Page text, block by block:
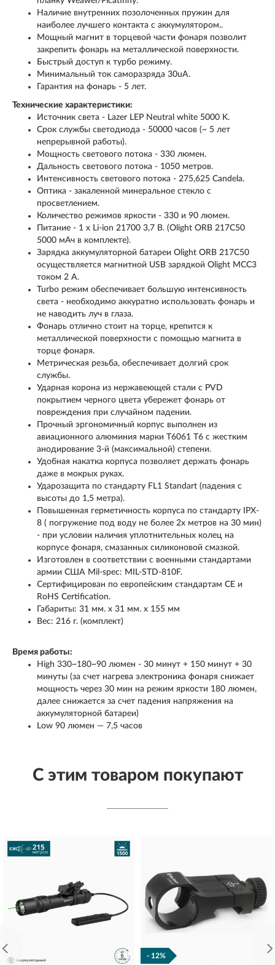
Наличие внутренних позолоченных пружин для
наиболее лучшего контакта с аккумулятором..
Мощный магнит в торцевой части фонаря позволит
закрепить фонарь на металлической поверхности.
Быстрый доступ к турбо режиму.
Минимальный ток саморазряда 30uA.
Гарантия на фонарь - 5 лет.
Технические характеристики:
Источник света - Lazer LEP Neutral white 5000 K.
Срок службы светодиода - 50000 часов (~ 5 лет
непрерывной работы).
Мощность светового потока - 330 люмен.
Дальность светового потока - 1050 метров.
Интенсивность светового потока - 275,625 Candela.
Оптика - закаленной минеральное стекло с
просветлением.
Количество режимов яркости - 330 и 90 люмен.
Питание - 1 x Li-ion 21700 3,7 В. (Olight ORB 217C50
5000 мАч в комплекте).
Зарядка аккумуляторной батареи Olight ORB 217C50
осуществляется магнитной USB зарядкой Olight MCC3
током 2 А.
Turbo режим обеспечивает большую интенсивность
света - необходимо аккуратно использовать фонарь и
не наводить луч в глаза.
Фонарь отлично стоит на торце, крепится к
металлической поверхности с помощью магнита в
торце фонаря.
Метрическая резьба, обеспечивает долгий срок
службы.
Ударная корона из нержавеющей стали c PVD
покрытием черного цвета убережет фонарь от
повреждения при случайном падении.
Прочный эргономичный корпус выполнен из
авиационного алюминия марки Т6061 T6 с жестким
анодирование 3-й (максимальной) степени.
Удобная накатка корпуса позволяет держать фонарь
даже в мокрых руках.
Ударозащита по стандарту FL1 Standart (падения с
высоты до 1,5 метра).
Повышенная герметичность корпуса по стандарту IPX-
8 ( погружение под воду не более 2х метров на 30 мин)
- при условии наличия уплотнительных колец на
корпусе фонаря, смазанных силиконовой смазкой.
Изготовлен в соответствии с военными стандартами
армии США Mil-spec: MIL-STD-810F.
Сертифицирован по европейским стандартам CE и
RoHS Certification.
​Габариты: 31 мм. x 31 мм. x 155 мм
Вес: 216 г. (комплект)
Время работы:
High 330~180~90 люмен - 30 минут + 150 минут + 30
минуты (за счет нагрева электроника фонаря снижает
мощность через 30 мин на режим яркости 180 люмен,
далее снижается за счет падения напряжения на
аккумуляторной батареи)
Low 90 люмен — 7,5 часов
С этим товаром покупают
- 12%